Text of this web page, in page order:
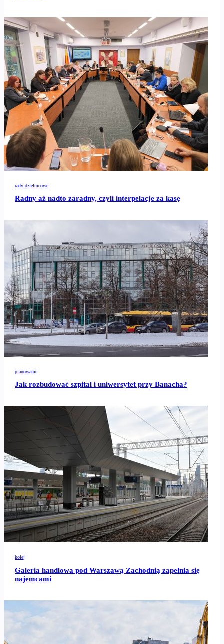
rady dzielnicowe
Radny aż nadto zaradny, czyli interpelacje za kasę
planowanie
Jak rozbudować szpital i uniwersytet przy Banacha?
kolej
Galeria handlowa pod Warszawą Zachodnią zapełnia się
najemcami